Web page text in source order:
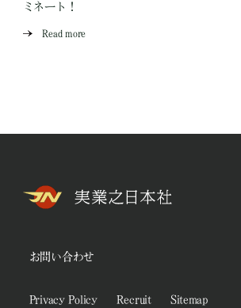
ミネート！
Read more
お問い合わせ
Privacy Policy Recruit Sitemap